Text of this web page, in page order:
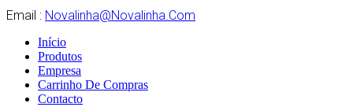
Email : Novalinha@novalinha.com
Início
Produtos
Empresa
Carrinho De Compras
Contacto